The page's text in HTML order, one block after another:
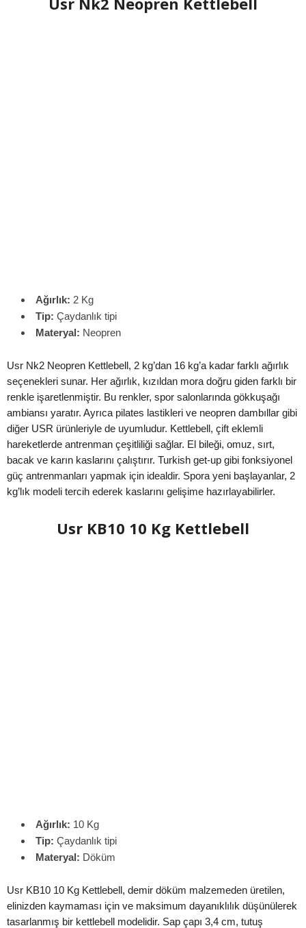
Ağırlık: 2 Kg
Tip: Çaydanlık tipi
Materyal: Neopren
Usr Nk2 Neopren Kettlebell, 2 kg’dan 16 kg’a kadar farklı ağırlık
seçenekleri sunar. Her ağırlık, kızıldan mora doğru giden farklı bir
renkle işaretlenmiştir. Bu renkler, spor salonlarında gökkuşağı
ambiansı yaratır. Ayrıca pilates lastikleri ve neopren dambıllar gibi
diğer USR ürünleriyle de uyumludur. Kettlebell, çift eklemli
hareketlerde antrenman çeşitliliği sağlar. El bileği, omuz, sırt,
bacak ve karın kaslarını çalıştırır. Turkish get-up gibi fonksiyonel
güç antrenmanları yapmak için idealdir. Spora yeni başlayanlar, 2
kg’lık modeli tercih ederek kaslarını gelişime hazırlayabilirler.
Usr KB10 10 Kg Kettlebell
Ağırlık: 10 Kg
Tip: Çaydanlık tipi
Materyal: Döküm
Usr KB10 10 Kg Kettlebell, demir döküm malzemeden üretilen,
elinizden kaymaması için ve maksimum dayanıklılık düşünülerek
tasarlanmış bir kettlebell modelidir. Sap çapı 3,4 cm, tutuş